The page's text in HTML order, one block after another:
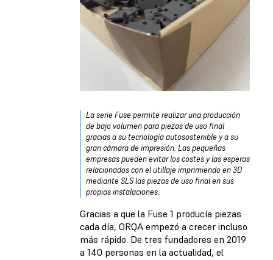
La serie Fuse permite realizar una producción
de bajo volumen para piezas de uso final
gracias a su tecnología autosostenible y a su
gran cámara de impresión. Las pequeñas
empresas pueden evitar los costes y las esperas
relacionados con el utillaje imprimiendo en 3D
mediante SLS las piezas de uso final en sus
propias instalaciones.
Gracias a que la Fuse 1 producía piezas
cada día, ORQA empezó a crecer incluso
más rápido. De tres fundadores en 2019
a 140 personas en la actualidad, el